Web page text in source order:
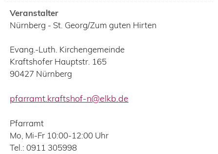
Veranstalter
Nürnberg - St. Georg/Zum guten Hirten
Evang.-Luth. Kirchengemeinde
Kraftshofer Hauptstr. 165
90427 Nürnberg
pfarramt.kraftshof-n@elkb.de
Pfarramt
Mo, Mi-Fr 10:00-12:00 Uhr
Tel.: 0911 305998